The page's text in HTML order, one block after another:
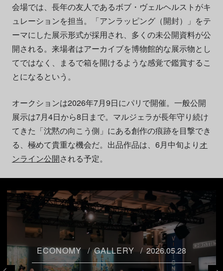
会場では、長年の友人であるボブ・ヴェルヘルストがキ
ュレーションを担当。「アンラッピング（開封）」をテ
ーマにした展示形式が採用され、多くの未公開資料が公
開される。来場者はアーカイブを博物館的な展示物とし
てではなく、まるで箱を開けるような感覚で鑑賞するこ
とになるという。
オークションは2026年7月9日にパリで開催。一般公開
展示は7月4日から8日まで。マルジェラが長年守り続け
てきた「沈黙の向こう側」にある創作の痕跡を目撃でき
る、極めて貴重な機会だ。出品作品は、6月中旬より オ
ンライン公開される予定。
ECONOMY GALLERY 2026.05.28